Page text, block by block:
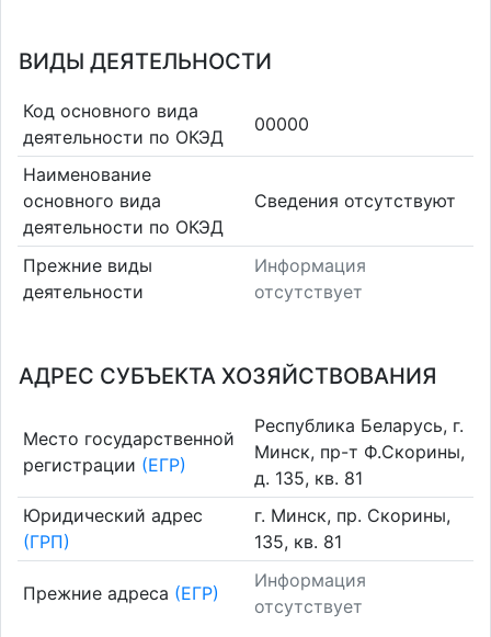
ВИДЫ ДЕЯТЕЛЬНОСТИ
Код основного вида
деятельности по ОКЭД
00000
Наименование
основного вида
деятельности по ОКЭД
Cведения отсутствуют
Прежние виды
деятельности
Информация
отсутствует
АДРЕС СУБЪЕКТА ХОЗЯЙСТВОВАНИЯ
Место государственной
регистрации (ЕГР)
Республика Беларусь, г.
Минск, пр-т Ф.Скорины,
д. 135, кв. 81
Юридический адрес
(ГРП)
г. Минск, пр. Скорины,
135, кв. 81
Прежние адреса (ЕГР)
Информация
отсутствует